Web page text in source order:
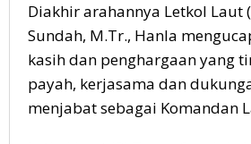
Diakhir arahannya Letkol Laut
Sundah, M.Tr., Hanla
kasih dan penghargaan yang
payah, kerjasama dan
menjabat sebagai Komandan